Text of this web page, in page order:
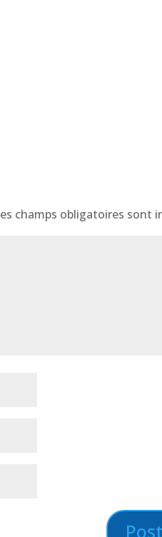
champs obligatoires sont